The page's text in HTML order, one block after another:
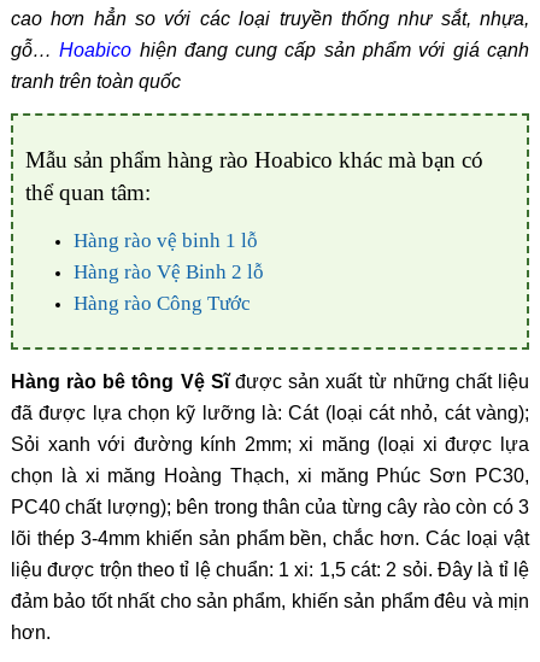
cao hơn hẳn so với các loại truyền thống như sắt, nhựa,
gỗ…Hoabico hiện đang cung cấp sản phẩm với giá cạnh
tranh trên toàn quốc
Mẫu sản phẩm hàng rào Hoabico khác mà bạn có
thể quan tâm:
Hàng rào vệ binh 1 lỗ
Hàng rào Vệ Binh 2 lỗ
Hàng rào Công Tước
Hàng rào bê tông Vệ Sĩđược sản xuất từ những chất liệu
đã được lựa chọn kỹ lưỡng là: Cát (loại cát nhỏ, cát vàng);
Sỏi xanh với đường kính 2mm; xi măng (loại xi được lựa
chọn là xi măng Hoàng Thạch, xi măng Phúc Sơn PC30,
PC40 chất lượng); bên trong thân của từng cây rào còn có 3
lõi thép 3-4mm khiến sản phẩm bền, chắc hơn. Các loại vật
liệu được trộn theo tỉ lệ chuẩn: 1 xi: 1,5 cát: 2 sỏi. Đây là tỉ lệ
đảm bảo tốt nhất cho sản phẩm, khiến sản phẩm đêu và mịn
hơn.